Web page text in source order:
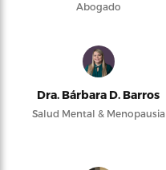
Abogado
Dra. Bárbara D. Barros
Salud Mental & Menopausia